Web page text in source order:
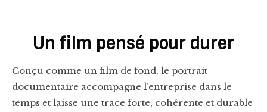
Un film pensé pour durer
Conçu comme un film de fond, le portrait
documentaire accompagne l’entreprise dans le
temps et laisse une trace forte, cohérente et durable